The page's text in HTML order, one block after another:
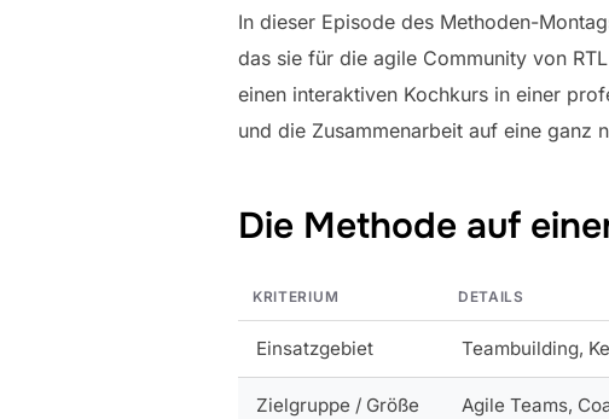
In dieser Episode des Methoden-
das sie für die agile Community von
einen interaktiven Kochkurs in einer
und die Zusammenarbeit auf eine ganz
Die Methode auf
KRITERIUM DETAILS
Einsatzgebiet Teambuilding,
Zielgruppe / Größe Agile Teams,